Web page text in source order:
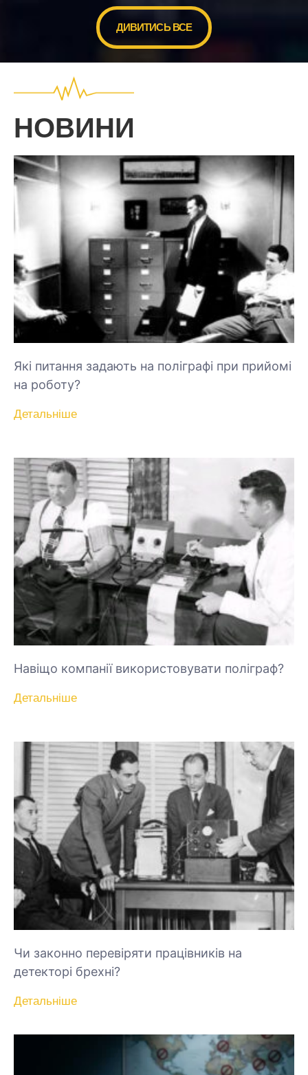
ДИВИТИСЬ ВСЕ
НОВИНИ
Які питання задають на поліграфі при прийомі
на роботу?
Детальніше
Навіщо компанії використовувати поліграф?
Детальніше
Чи законно перевіряти працівників на
детекторі брехні?
Детальніше